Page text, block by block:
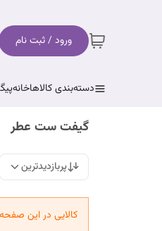
ورود / ثبت نام
دسته‌بندی کالاهاخانه
گیفت ست عطر
پربازدیدترین
کالایی در این